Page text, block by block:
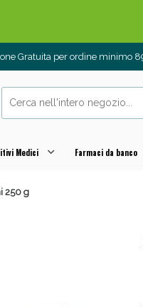
Gratuita per ordine minimo
Medici Farmaci da banco
250 g
Drenanti e